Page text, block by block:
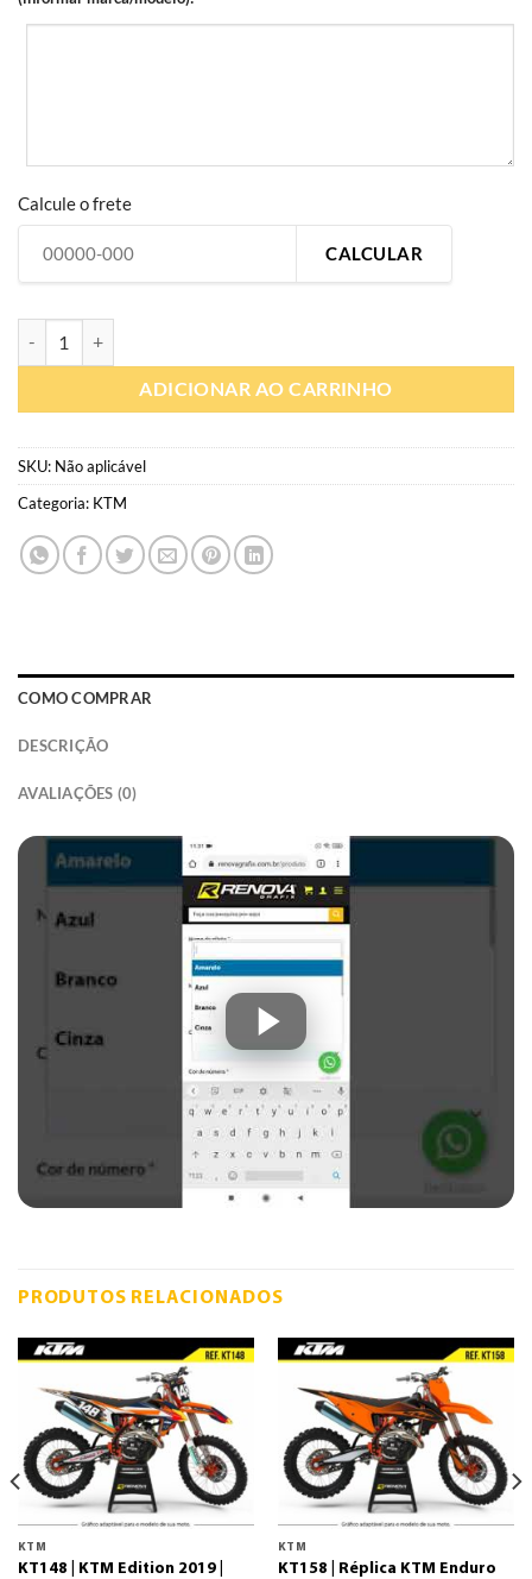
Calcule o frete
CALCULAR
ADICIONAR AO CARRINHO
SKU: Não aplicável
Categoria: KTM
COMO COMPRAR
DESCRIÇÃO
AVALIAÇÕES (0)
PRODUTOS RELACIONADOS
KTM
KT148 | KTM Edition 2019 |
KTM
KT158 | Réplica KTM Enduro